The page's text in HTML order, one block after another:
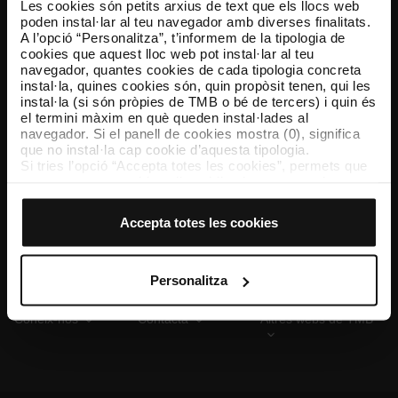
Les cookies són petits arxius de text que els llocs web
poden instal·lar al teu navegador amb diverses finalitats.
A l’opció “Personalitza”, t’informem de la tipologia de
cookies que aquest lloc web pot instal·lar al teu
navegador, quantes cookies de cada tipologia concreta
instal·la, quines cookies són, quin propòsit tenen, qui les
instal·la (si són pròpies de TMB o bé de tercers) i quin és
el termini màxim en què queden instal·lades al
navegador. Si el panell de cookies mostra (0), significa
que no instal·la cap cookie d’aquesta tipologia.
Si tries l’opció “Accepta totes les cookies”, permets que
El selector que es troba a la dreta de cada tipologia de
cookies d’aquella classe.
Un cop hagis marcat les teves preferències, has de fer
clic sobre “Selecciona i configura”. Així, s’instal·laran
només les cookies de la tipologia que hagis seleccionat
personalització, perquè permeten recordar les teves
opcions de navegació (com ara l’idioma) i milloren la teva
Accepta totes les cookies
Personalitza
TMB App
Descarrega’t TMB App i compra els teus bitllets
App Store Google Play
Coneix-nos Contacta Altres webs de TMB